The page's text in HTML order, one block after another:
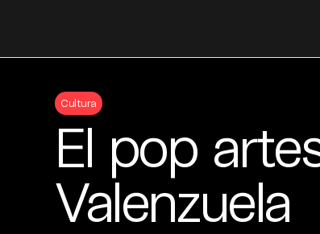
Cultura
El pop
Valenzuela